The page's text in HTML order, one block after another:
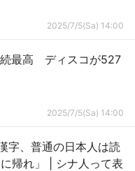
2025/7/5(Sa) 14:00
続最高 ディスコが527
2025/7/5(Sa) 14:00
字、普通の日本人は読
ナ人って表